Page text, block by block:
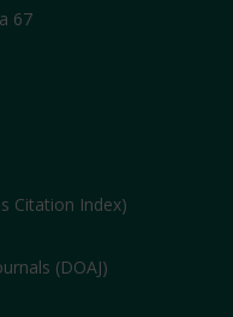
67
Citation Index)
(DOAJ)